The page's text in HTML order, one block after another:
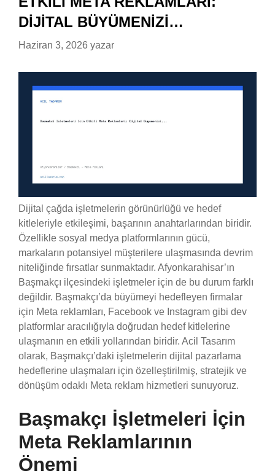
DIJITAL BÜYÜMENIZI…
Haziran 3, 2026 yazar
Dijital çağda işletmelerin görünürlüğü ve hedef
kitleleriyle etkileşimi, başarının anahtarlarından biridir.
Özellikle sosyal medya platformlarının gücü,
markaların potansiyel müşterilere ulaşmasında devrim
niteliğinde fırsatlar sunmaktadır. Afyonkarahisar’ın
Başmakçı ilçesindeki işletmeler için de bu durum farklı
değildir. Başmakçı’da büyümeyi hedefleyen firmalar
için Meta reklamları, Facebook ve Instagram gibi dev
platformlar aracılığıyla doğrudan hedef kitlelerine
ulaşmanın en etkili yollarından biridir. Acil Tasarım
olarak, Başmakçı’daki işletmelerin dijital pazarlama
hedeflerine ulaşmaları için özelleştirilmiş, stratejik ve
dönüşüm odaklı Meta reklam hizmetleri sunuyoruz.
Başmakçı İşletmeleri İçin
Meta Reklamlarının
Önemi